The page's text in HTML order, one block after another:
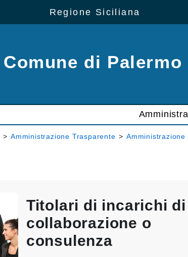
Regione Siciliana
Comune di Palermo
> Amministrazione Trasparente > Amministrazione
Titolari di incarichi di
collaborazione o
consulenza